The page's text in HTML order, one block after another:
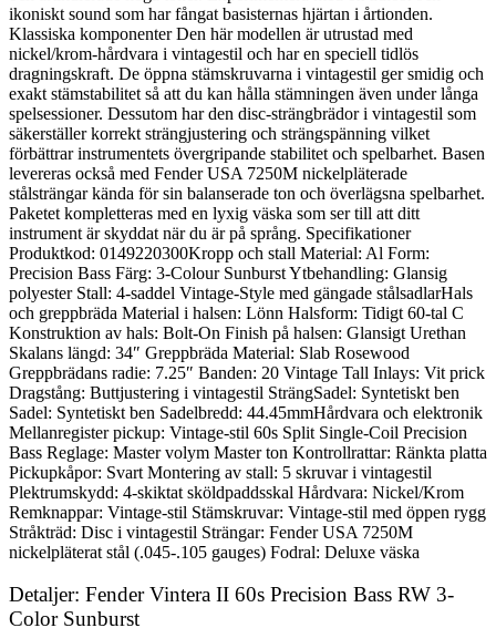
ikoniskt sound som har fångat basisternas hjärtan i årtionden.
Klassiska komponenter Den här modellen är utrustad med
nickel/krom-hårdvara i vintagestil och har en speciell tidlös
dragningskraft. De öppna stämskruvarna i vintagestil ger smidig och
exakt stämstabilitet så att du kan hålla stämningen även under långa
spelsessioner. Dessutom har den disc-strängbrädor i vintagestil som
säkerställer korrekt strängjustering och strängspänning vilket
förbättrar instrumentets övergripande stabilitet och spelbarhet. Basen
levereras också med Fender USA 7250M nickelpläterade
stålsträngar kända för sin balanserade ton och överlägsna spelbarhet.
Paketet kompletteras med en lyxig väska som ser till att ditt
instrument är skyddat när du är på språng. Specifikationer
Produktkod: 0149220300Kropp och stall Material: Al Form:
Precision Bass Färg: 3-Colour Sunburst Ytbehandling: Glansig
polyester Stall: 4-saddel Vintage-Style med gängade stålsadlarHals
och greppbräda Material i halsen: Lönn Halsform: Tidigt 60-tal C
Konstruktion av hals: Bolt-On Finish på halsen: Glansigt Urethan
Skalans längd: 34″ Greppbräda Material: Slab Rosewood
Greppbrädans radie: 7.25″ Banden: 20 Vintage Tall Inlays: Vit prick
Dragstång: Buttjustering i vintagestil SträngSadel: Syntetiskt ben
Sadel: Syntetiskt ben Sadelbredd: 44.45mmHårdvara och elektronik
Mellanregister pickup: Vintage-stil 60s Split Single-Coil Precision
Bass Reglage: Master volym Master ton Kontrollrattar: Ränkta platta
Pickupkåpor: Svart Montering av stall: 5 skruvar i vintagestil
Plektrumskydd: 4-skiktat sköldpaddsskal Hårdvara: Nickel/Krom
Remknappar: Vintage-stil Stämskruvar: Vintage-stil med öppen rygg
Stråkträd: Disc i vintagestil Strängar: Fender USA 7250M
nickelpläterat stål (.045-.105 gauges) Fodral: Deluxe väska
Detaljer: Fender Vintera II 60s Precision Bass RW 3-
Color Sunburst